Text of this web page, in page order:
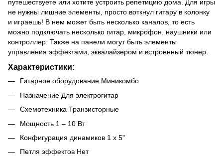
путешествуете или хотите устроить репетицию дома. Для игры
не нужны лишние элементы, просто воткнул гитару в колонку
и играешь! В нем может быть несколько каналов, то есть
можно подключать несколько гитар, микрофон, наушники или
контроллер. Также на панели могут быть элементы
управления эффектами, эквалайзером и встроенный тюнер.
Характеристики:
Гитарное оборудование Миникомбо
Назначение Для электрогитар
Схемотехника Транзисторные
Мощность 1 – 10 Вт
Конфигурация динамиков 1 x 5"
Петля эффектов Нет